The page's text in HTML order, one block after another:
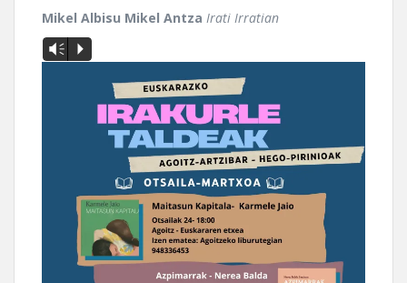
Mikel Albisu Mikel Antza Irati Irratian
Vm P